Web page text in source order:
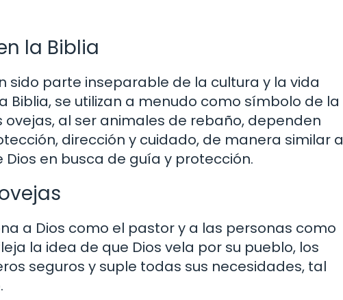
la Biblia
sido parte inseparable de la cultura y la vida
Biblia, se utilizan a menudo como símbolo de la
ovejas, al ser animales de rebaño, dependen
dirección y cuidado, de manera similar a
en busca de guía y protección.
a Dios como el pastor y a las personas como
la idea de que Dios vela por su pueblo, los
seguros y suple todas sus necesidades, tal